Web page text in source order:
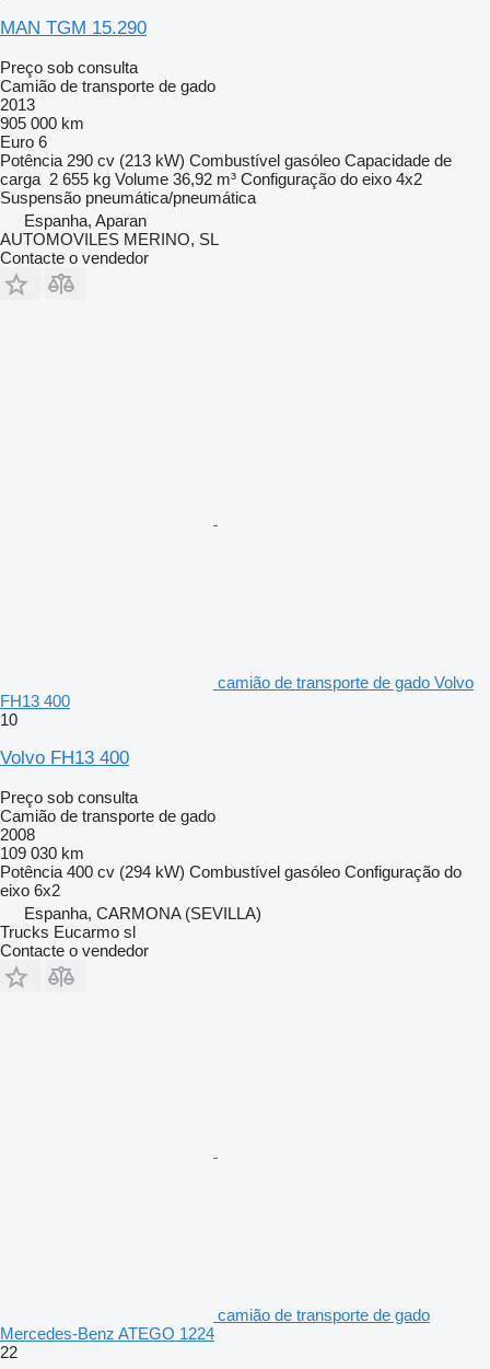
MAN TGM 15.290
Preço sob consulta
Camião de transporte de gado
2013
905 000 km
Euro 6
Potência 290 cv (213 kW) Combustível gasóleo Capacidade de
carga 2 655 kg Volume 36,92 m³ Configuração do eixo 4x2
Suspensão pneumática/pneumática
Espanha, Aparan
AUTOMOVILES MERINO, SL
Contacte o vendedor
camião de transporte de gado Volvo
FH13 400
10
Volvo FH13 400
Preço sob consulta
Camião de transporte de gado
2008
109 030 km
Potência 400 cv (294 kW) Combustível gasóleo Configuração do
eixo 6x2
Espanha, CARMONA (SEVILLA)
Trucks Eucarmo sl
Contacte o vendedor
camião de transporte de gado
Mercedes-Benz ATEGO 1224
22